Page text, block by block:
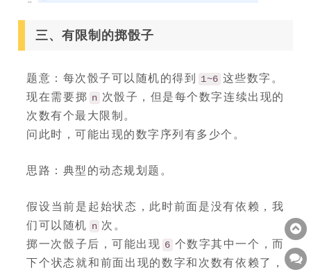
三、有限制的掷骰子
题意：每次骰子可以随机的得到 1~6 这些数字。
现在需要掷 n 次骰子，但是每个数字连续出现的
次数有个最大限制。
问此时，可能出现的数字序列有多少个。
思路：典型的动态规划题。
假设当前是起始状态，此时前面是没有依赖，我
们可以随机 n 次。
掷一次骰子后，可能出现 6 个数字其中一个，而
下个状态就和前面出现的数字和次数有依赖了，